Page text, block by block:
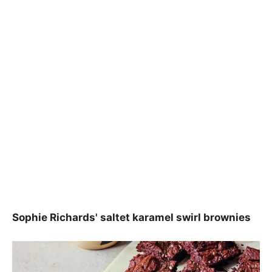
Sophie Richards' saltet karamel swirl brownies